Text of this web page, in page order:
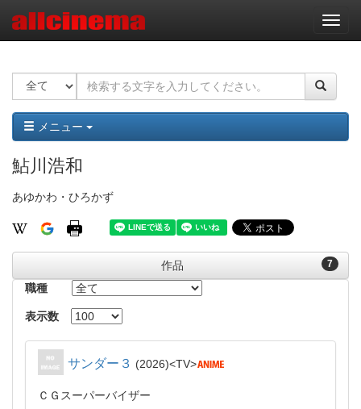
ナ
ビ
ー
ョ
ン
メニュー
鮎川浩和
あゆかわ・ひろかず
7
作品
職種
表示数
サンダー３ 2026 TV
ＣＧスーパーバイザー